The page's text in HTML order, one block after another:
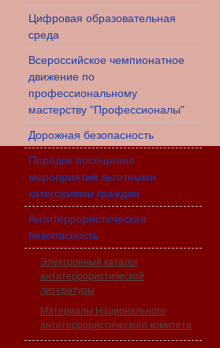
Цифровая образовательная
среда
Всероссийское чемпионатное
движение по
профессиональному
мастерству "Профессионалы"
Дорожная безопасность
Порядок посещения
мероприятий льготными
категориями граждан
Антитеррористическая
безопасность
Электронный каталог
антитеррористической
литературы
Материалы Национального
антитеррористического комитета